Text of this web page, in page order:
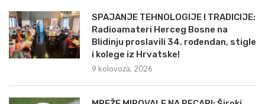
SPAJANJE TEHNOLOGIJE I TRADICIJE:
Radioamateri Herceg Bosne na
Blidinju proslavili 34. rođendan, stigle
i kolege iz Hrvatske!
9 kolovoza, 2026